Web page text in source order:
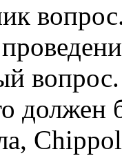
вопрос.
должен